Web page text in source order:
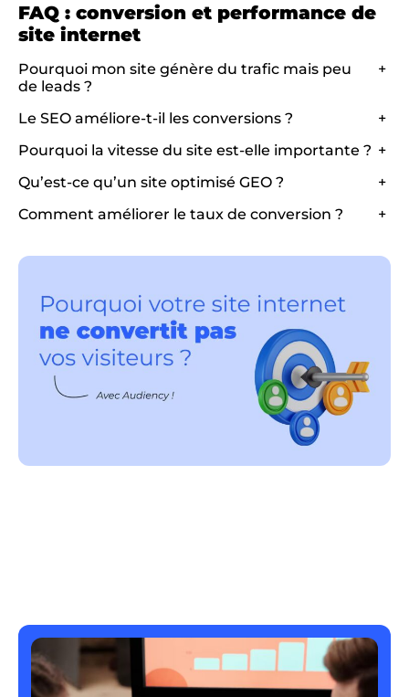
FAQ : conversion et performance de
site internet
Pourquoi mon site génère du trafic mais peu
de leads ?
+
Le SEO améliore-t-il les conversions ?
+
Pourquoi la vitesse du site est-elle importante ? +
Qu’est-ce qu’un site optimisé GEO ?
+
Comment améliorer le taux de conversion ?
+